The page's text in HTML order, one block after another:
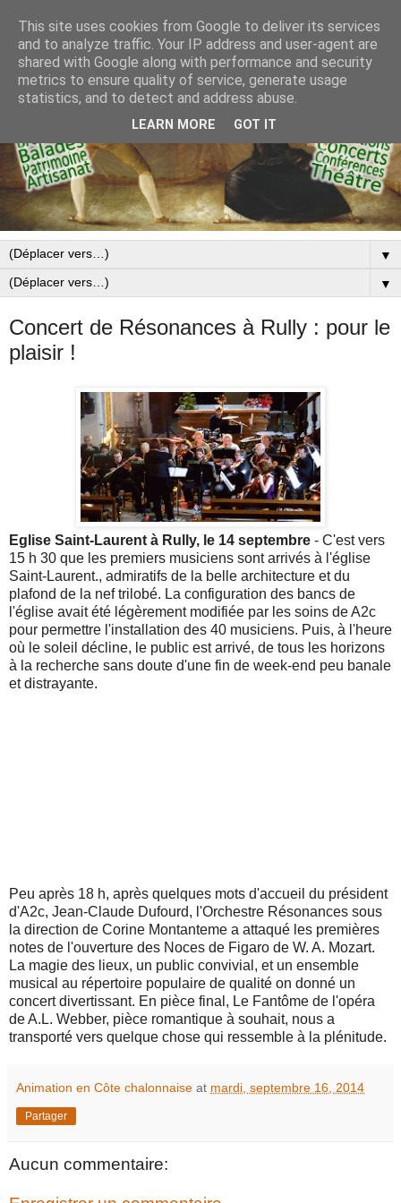
▼
▼
Concert de Résonances à Rully : pour le
plaisir !
Eglise Saint-Laurent à Rully, le 14 septembre - C'est vers
15 h 30 que les premiers musiciens sont arrivés à l'église
Saint-Laurent., admiratifs de la belle architecture et du
plafond de la nef trilobé. La configuration des bancs de
l'église avait été légèrement modifiée par les soins de A2c
pour permettre l'installation des 40 musiciens. Puis, à l'heure
où le soleil décline, le public est arrivé, de tous les horizons
à la recherche sans doute d'une fin de week-end peu banale
et distrayante.
Peu après 18 h, après quelques mots d'accueil du président
d'A2c, Jean-Claude Dufourd, l'Orchestre Résonances sous
la direction de Corine Montanteme a attaqué les premières
notes de l'ouverture des Noces de Figaro de W. A. Mozart.
La magie des lieux, un public convivial, et un ensemble
musical au répertoire populaire de qualité on donné un
concert divertissant. En pièce final, Le Fantôme de l'opéra
de A.L. Webber, pièce romantique à souhait, nous a
transporté vers quelque chose qui ressemble à la plénitude.
Animation en Côte chalonnaise at mardi, septembre 16, 2014
Partager
Aucun commentaire:
This site uses cookies from Google to deliver its services
and to analyze traffic. Your IP address and user-agent are
shared with Google along with performance and security
metrics to ensure quality of service, generate usage
statistics, and to detect and address abuse.
LEARN MORE GOT IT